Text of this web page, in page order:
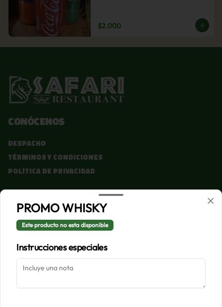
$2.000
Conócenos
Despacho
Términos y condiciones
Política de privacidad
Redes sociales
Instagram
Facebook
Mi cuenta
Iniciar sesión
PROMO WHISKY
Este producto no esta disponible
Instrucciones especiales